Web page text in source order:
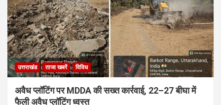
उत्तराखंड ताजा खबरें विविध
अवैध प्लॉटिंग पर MDDA की सख्त कार्रवाई, 22–27 बीघा में
फैली अवैध प्लॉटिंग ध्वस्त